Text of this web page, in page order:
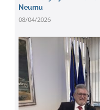
Neumu
08/04/2026